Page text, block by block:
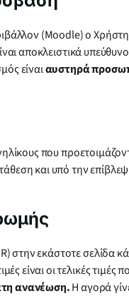
(Moodle) ο
αποκλειστικά
είναιαυστηρά
που
και υπό την
στην εκάστοτε σελίδα
είναι οι τελικές
ανανέωση.Η αγορά